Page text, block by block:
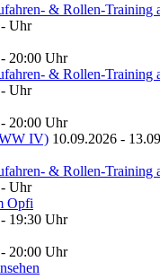
& Rollen-Training
- Uhr
- 20:00 Uhr
& Rollen-Training
- Uhr
- 20:00 Uhr
IV) 10.09.2026 -
& Rollen-Training
- Uhr
Opfi
- 19:30 Uhr
- 20:00 Uhr